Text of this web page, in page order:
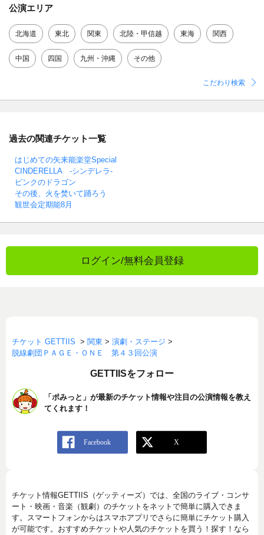
公演エリア
北海道 東北 関東 北陸・甲信越 東海 関西
中国 四国 九州・沖縄 その他
こだわり検索
過去の関連チケット一覧
はじめての矢来能楽堂Special
CINDERELLA -シンデレラ-
ピンクのドラゴン
その後、火を焚いて踊ろう
観世会定期能8月
ログイン/無料会員登録
チケット GETTIIS > 関東 > 演劇・ステージ >
脱線劇団ＰＡＧＥ・ＯＮＥ 第４３回公演
GETTIISをフォロー
「ポみっと」が最新のチケット情報や注目の公演情報を教え
てくれます！
チケット情報GETTIIS（ゲッティーズ）では、全国のライブ・コンサ
ート・映画・音楽（観劇）のチケットをネットで簡単に購入できま
す。スマートフォンからはスマホアプリでさらに簡単にチケット購入
が可能です。おすすめチケットや人気のチケットを買う！探す！なら